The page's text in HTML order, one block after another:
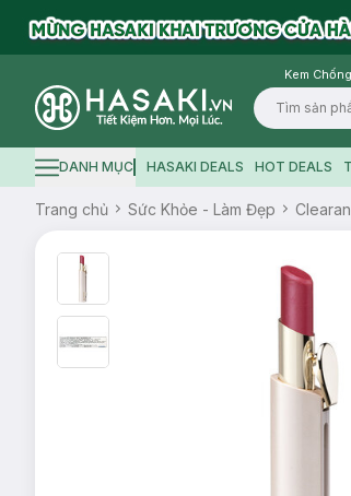
Kem
Logo
Hamburger icon
DANH MỤC HASAKI DEALS HOT DEALS
Trang chủ Sức Khỏe - Làm Đẹp